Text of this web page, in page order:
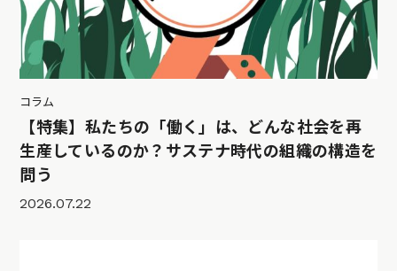
コラム
【特集】私たちの「働く」は、どんな社会を再
生産しているのか？サステナ時代の組織の構造を
問う
2026.07.22